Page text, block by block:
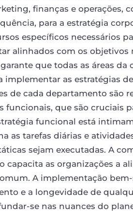
finanças e operações,
para a estratégia
específicos necessários
alinhados com os objetivos
que todas as áreas
implementar as estratégias
de cada departamento são
funcionais, que são cruciais
funcional está
as tarefas diárias e
sejam executadas. A
capacita as organizações a
A implementação
e a longevidade de
se nas nuances do